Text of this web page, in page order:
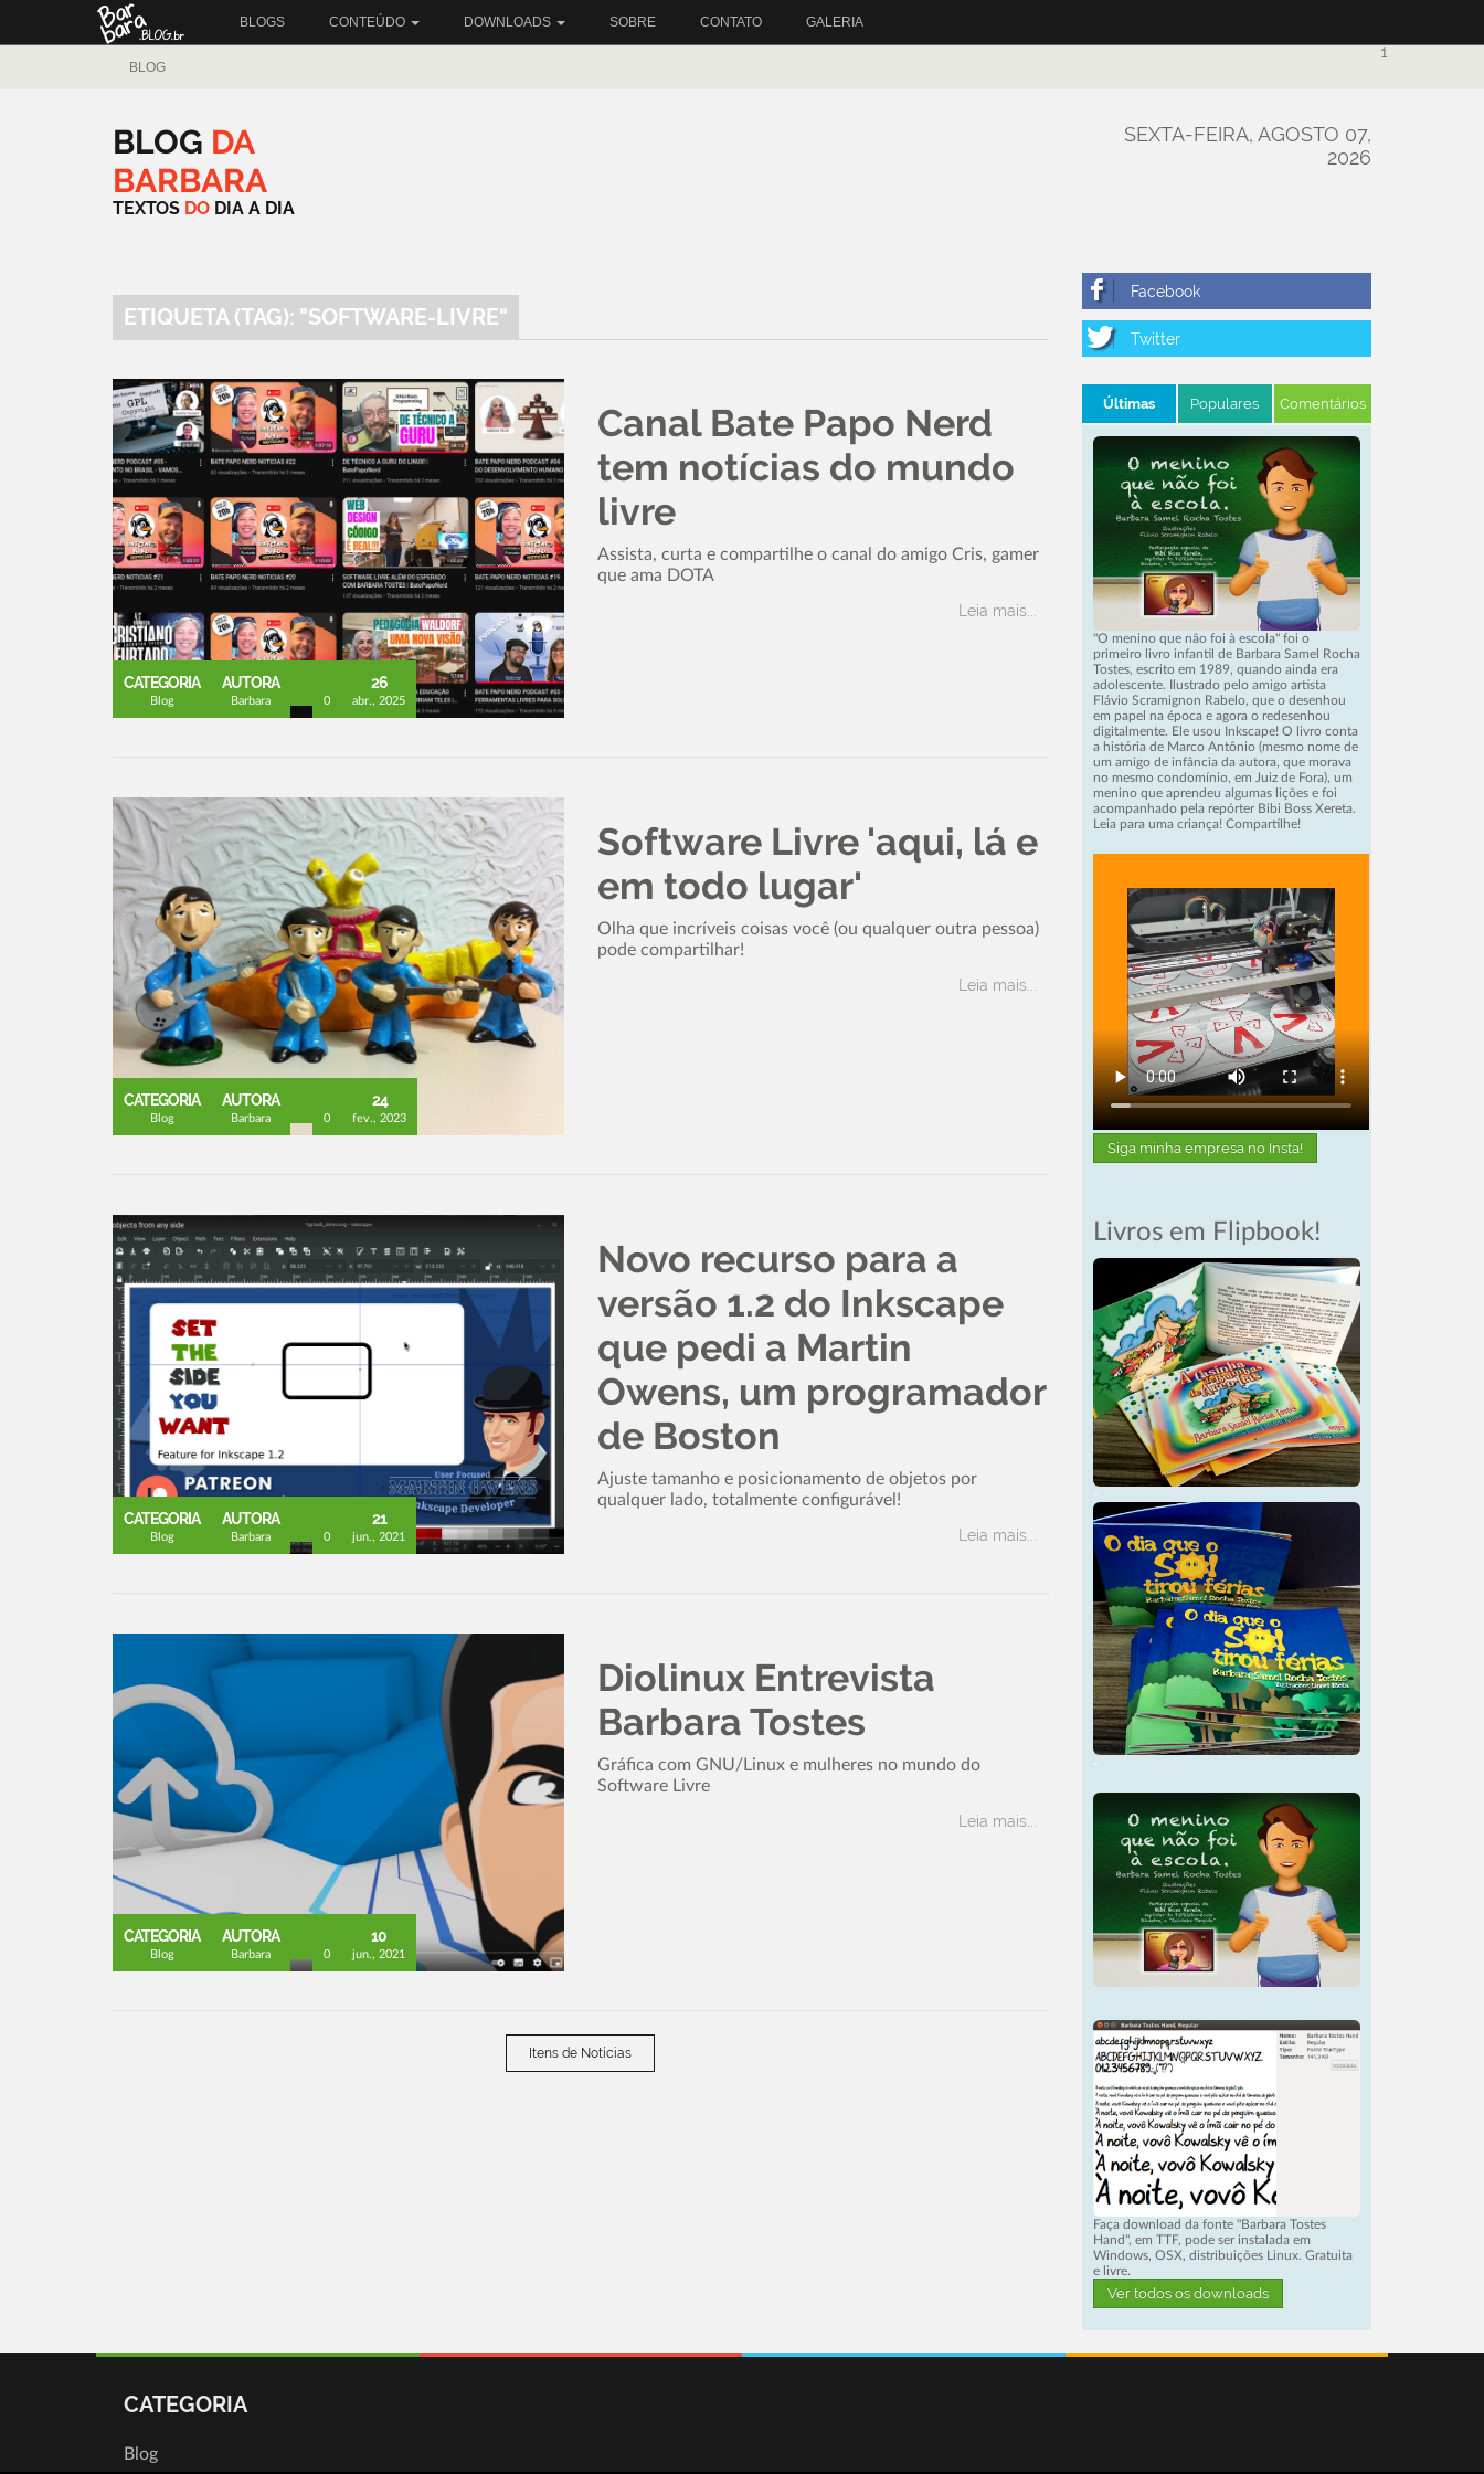
BLOGS CONTEÚDO DOWNLOADS SOBRE CONTATO GALERIA
BLOG
1
BLOG DA
BARBARA
TEXTOS DO DIA A DIA
SEXTA-FEIRA, AGOSTO 07,
2026
ETIQUETA (TAG): "SOFTWARE-LIVRE"
CATEGORIA
Blog
AUTORA
Barbara 0
26
abr., 2025
Canal Bate Papo Nerd
tem notícias do mundo
livre
Assista, curta e compartilhe o canal do amigo Cris, gamer
que ama DOTA
Leia mais...
CATEGORIA
Blog
AUTORA
Barbara 0
24
fev., 2023
Software Livre 'aqui, lá e
em todo lugar'
Olha que incríveis coisas você (ou qualquer outra pessoa)
pode compartilhar!
Leia mais...
CATEGORIA
Blog
AUTORA
Barbara 0
21
jun., 2021
Novo recurso para a
versão 1.2 do Inkscape
que pedi a Martin
Owens, um programador
de Boston
Ajuste tamanho e posicionamento de objetos por
qualquer lado, totalmente configurável!
Leia mais...
CATEGORIA
Blog
AUTORA
Barbara 0
10
jun., 2021
Diolinux Entrevista
Barbara Tostes
Gráfica com GNU/Linux e mulheres no mundo do
Software Livre
Leia mais...
Itens de Notícias
Últimas Populares Comentários
"O menino que não foi à escola" foi o
primeiro livro infantil de Barbara Samel Rocha
Tostes, escrito em 1989, quando ainda era
adolescente. Ilustrado pelo amigo artista
Flávio Scramignon Rabelo, que o desenhou
em papel na época e agora o redesenhou
digitalmente. Ele usou Inkscape! O livro conta
a história de Marco Antônio (mesmo nome de
um amigo de infância da autora, que morava
no mesmo condomínio, em Juiz de Fora), um
menino que aprendeu algumas lições e foi
acompanhado pela repórter Bibi Boss Xereta.
Leia para uma criança! Compartilhe!
Siga minha empresa no Insta!
Livros em Flipbook!
-
-
Faça download da fonte "Barbara Tostes
Hand", em TTF, pode ser instalada em
Windows, OSX, distribuições Linux. Gratuita
e livre.
Ver todos os downloads
CATEGORIA
Blog